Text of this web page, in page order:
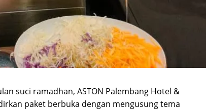
suci ramadhan, ASTON Palembang Hotel &
paket berbuka dengan mengusung tema